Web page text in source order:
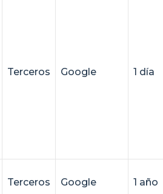
Terceros Google 1 día
Terceros Google 1 año